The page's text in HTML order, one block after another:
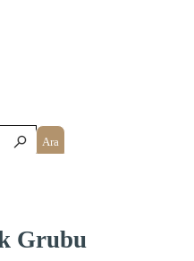
Ara
Grubu